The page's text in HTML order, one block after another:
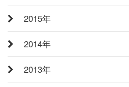
2015年
2014年
2013年